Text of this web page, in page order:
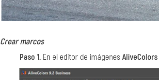
Crear marcos
Paso 1. En el editor de imágenesAliveColors